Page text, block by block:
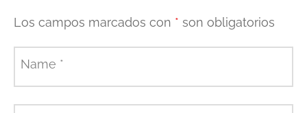
Los campos marcados con * son obligatorios
Name *